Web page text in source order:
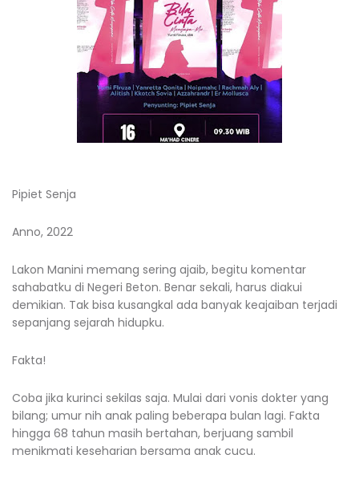
Pipiet Senja
Anno, 2022
Lakon Manini memang sering ajaib, begitu komentar
sahabatku di Negeri Beton. Benar sekali, harus diakui
demikian. Tak bisa kusangkal ada banyak keajaiban terjadi
sepanjang sejarah hidupku.
Fakta!
Coba jika kurinci sekilas saja. Mulai dari vonis dokter yang
bilang; umur nih anak paling beberapa bulan lagi. Fakta
hingga 68 tahun masih bertahan, berjuang sambil
menikmati keseharian bersama anak cucu.